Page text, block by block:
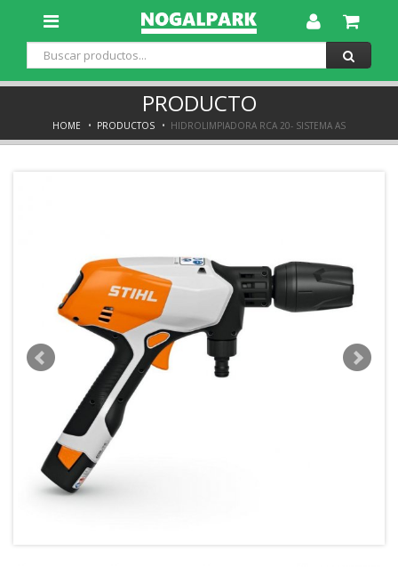
Toggle
Dropdown
PRODUCTO
HOME PRODUCTOS HIDROLIMPIADORA RCA 20- SISTEMA AS